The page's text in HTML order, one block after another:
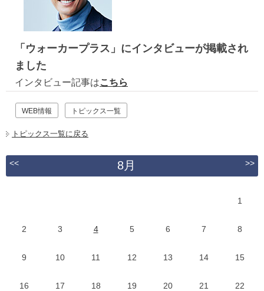
「ウォーカープラス」にインタビューが掲載され
ました
インタビュー記事はこちら
WEB情報 トピックス一覧
トピックス一覧に戻る
<< 8月 >>
1
2 3 4 5 6 7 8
9 10 11 12 13 14 15
16 17 18 19 20 21 22